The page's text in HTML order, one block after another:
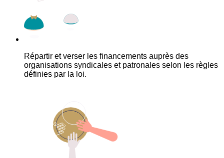
Répartir et verser les financements auprès des
organisations syndicales et patronales selon les règles
définies par la loi.